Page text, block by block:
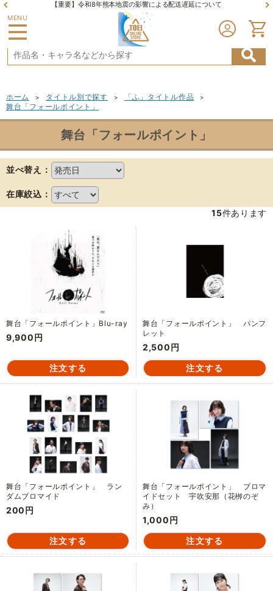
【重要】令和8年熊本地震の影響による配送遅延について
MENU
ホーム > タイトル別で探す > 「ふ」タイトル作品 >
舞台「フォールポイント」
舞台「フォールポイント」
並べ替え：
在庫絞込：
15件あります
舞台「フォールポイント」Blu-ray
9,900円
舞台「フォールポイント」 パンフ
レット
2,500円
舞台「フォールポイント」 ラン
ダムブロマイド
200円
舞台「フォールポイント」 ブロマ
イドセット 宇吹安那（花栁のぞ
み）
1,000円